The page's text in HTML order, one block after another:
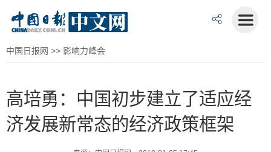
中国日报网 >> 影响力峰会
高培勇：中国初步建立了适应经
济发展新常态的经济政策框架